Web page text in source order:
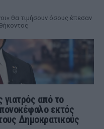
θα τιμήσουν όσους έπεσαν
γιατρός από το
εκτός
Δημοκρατικούς